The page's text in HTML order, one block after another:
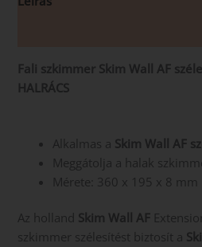
Fali szkimmer Skim Wall AF
HALRÁCS
Alkalmas a Skim Wall AF
Meggátolja a halak
Mérete: 360 x 195 x 8 mm
Az holland Skim Wall AF
szkimmer szélesítést biztosít a